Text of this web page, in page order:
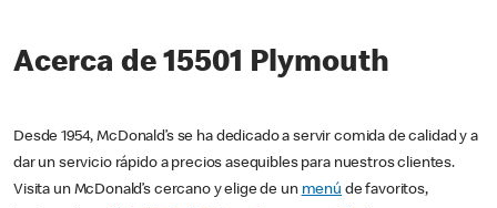
Acerca de 15501 Plymouth
Desde 1954, McDonald’s se ha dedicado a servir comida de calidad y a
dar un servicio rápido a precios asequibles para nuestros clientes.
Visita un McDonald’s cercano y elige de un menú de favoritos,